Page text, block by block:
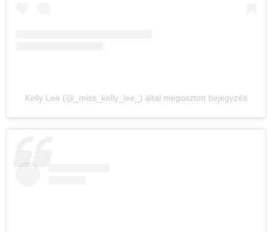
Kelly Lee (@_miss_kelly_lee_) által megosztott bejegyzés